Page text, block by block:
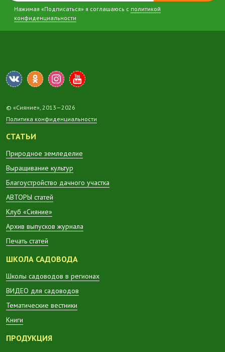
Нажимая «Подписаться» я соглашаюсь с политикой
конфиденциальности
© «Сияние», 2013—2026
Политика конфиденциальности
СТАТЬИ
Природное земледелие
Выращивание культур
Благоустройство дачного участка
АВТОРЫ статей
Клуб «Сияние»
Архив выпусков журнала
Печать статей
ШКОЛА САДОВОДА
Школы садоводов в регионах
ВИДЕО для садоводов
Тематические вестники
Книги
ПРОДУКЦИЯ